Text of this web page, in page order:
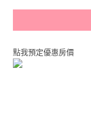
點我預定優惠房價